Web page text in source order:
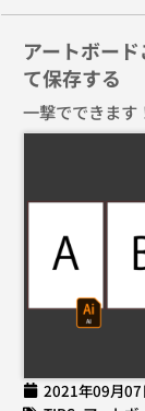
アートボー
て保存する
一撃でできます
2021年09月07